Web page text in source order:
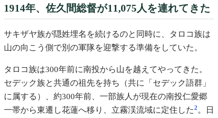
1914年、佐久間総督が11,075人を連れてきた
サキザヤ族が隠姓埋名を続けるのと同時に、タロコ族は
山の向こう側で別の軍隊を迎撃する準備をしていた。
タロコ族は300年前に南投から山を越えてやってきた。
セデック族と共通の祖先を持ち（共に「セデック語群」
に属する）、約300年前、一部族人が現在の南投仁愛郷
一帯から東遷し花蓮へ移り、立霧渓流域に定住した2。日